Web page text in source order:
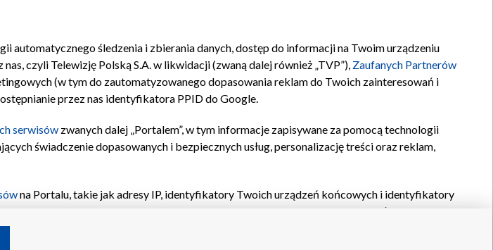
Moje zgody Pomoc Biuro reklamy Kontakt
śledzenia i zbierania danych, dostęp do informacji na Twoim urządzeniu
czyli Telewizję Polską S.A. w likwidacji (zwaną dalej również „TVP”), Zaufanych Partnerów
(w tym do zautomatyzowanego dopasowania reklam do Twoich zainteresowań i
przez nas identyfikatora PPID do Google.
serwisów zwanych dalej „Portalem”, w tym informacje zapisywane za pomocą technologii
świadczenie dopasowanych i bezpiecznych usług, personalizację treści oraz reklam,
na Portalu, takie jak adresy IP, identyfikatory Twoich urządzeń końcowych i identyfikatory
oraz pozostałych
lub dostęp do nich, wyboru podstawowych reklam, wyboru spersonalizowanych
treści, wyboru spersonalizowanych treści, pomiaru wydajności reklam, pomiaru wydajności